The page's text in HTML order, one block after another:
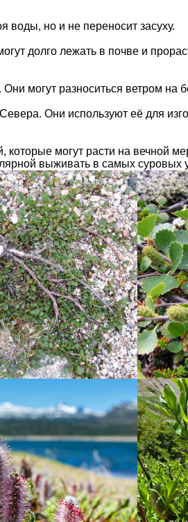
но и не переносит засуху.
долго лежать в почве и
могут разноситься ветром на
Они используют её для
могут расти на вечной
выживать в самых суровых